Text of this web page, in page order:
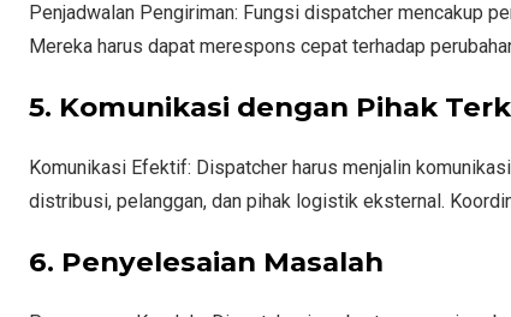
Penjadwalan Pengiriman: Fungsi dispatcher mencakup
Mereka harus dapat merespons cepat terhadap
5. Komunikasi dengan Pihak
Komunikasi Efektif: Dispatcher harus menjalin
distribusi, pelanggan, dan pihak logistik eksternal.
6. Penyelesaian Masalah